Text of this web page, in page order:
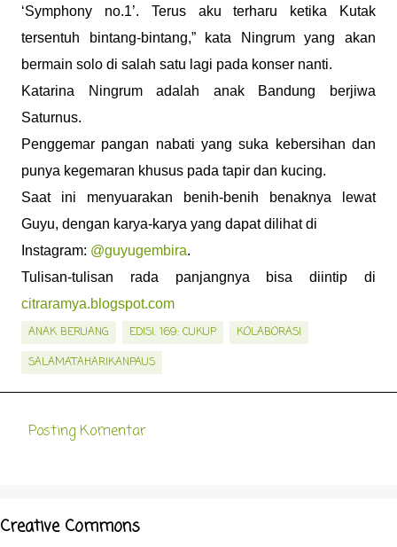
‘Symphony no.1’. Terus aku terharu ketika Kutak
tersentuh bintang-bintang,” kata Ningrum yang akan
bermain solo di salah satu lagi pada konser nanti.
Katarina Ningrum adalah anak Bandung berjiwa
Saturnus.
Penggemar pangan nabati yang suka kebersihan dan
punya kegemaran khusus pada tapir dan kucing.
Saat ini menyuarakan benih-benih benaknya lewat
Guyu, dengan karya-karya yang dapat dilihat di
Instagram: @guyugembira.
Tulisan-tulisan rada panjangnya bisa diintip di
citraramya.blogspot.com
ANAK BERUANG EDISI. 169: CUKUP
KOLABORASI
SALAMATAHARIKANPAUS
e
Posting Komentar
Creative Commons